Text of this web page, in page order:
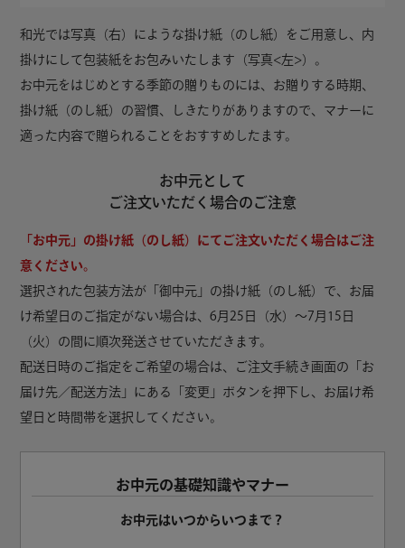
和光では写真（右）にような掛け紙（のし紙）をご用意し、内
掛けにして包装紙をお包みいたします（写真<左>）。
お中元をはじめとする季節の贈りものには、お贈りする時期、
掛け紙（のし紙）の習慣、しきたりがありますので、マナーに
適った内容で贈られることをおすすめしたます。
お中元として
ご注文いただく場合のご注意
「お中元」の掛け紙（のし紙）にてご注文いただく場合はご注
意ください。
選択された包装方法が「御中元」の掛け紙（のし紙）で、お届
け希望日のご指定がない場合は、6月25日（水）〜7月15日
（火）の間に順次発送させていただきます。
配送日時のご指定をご希望の場合は、ご注文手続き画面の「お
届け先／配送方法」にある「変更」ボタンを押下し、お届け希
望日と時間帯を選択してください。
お中元の基礎知識やマナー
お中元はいつからいつまで？